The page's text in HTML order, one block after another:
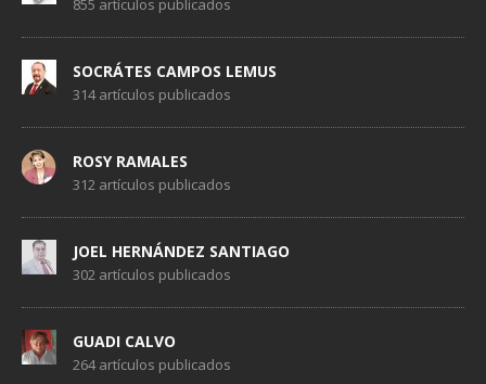
855 artículos publicados
SOCRÁTES CAMPOS LEMUS
314 artículos publicados
ROSY RAMALES
312 artículos publicados
JOEL HERNÁNDEZ SANTIAGO
302 artículos publicados
GUADI CALVO
264 artículos publicados